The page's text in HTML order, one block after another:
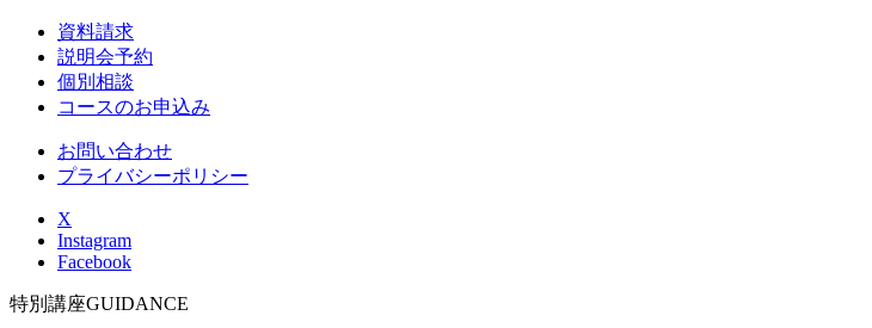
資料請求
説明会予約
個別相談
コースのお申込み
お問い合わせ
プライバシーポリシー
X
Instagram
Facebook
特別講座GUIDANCE